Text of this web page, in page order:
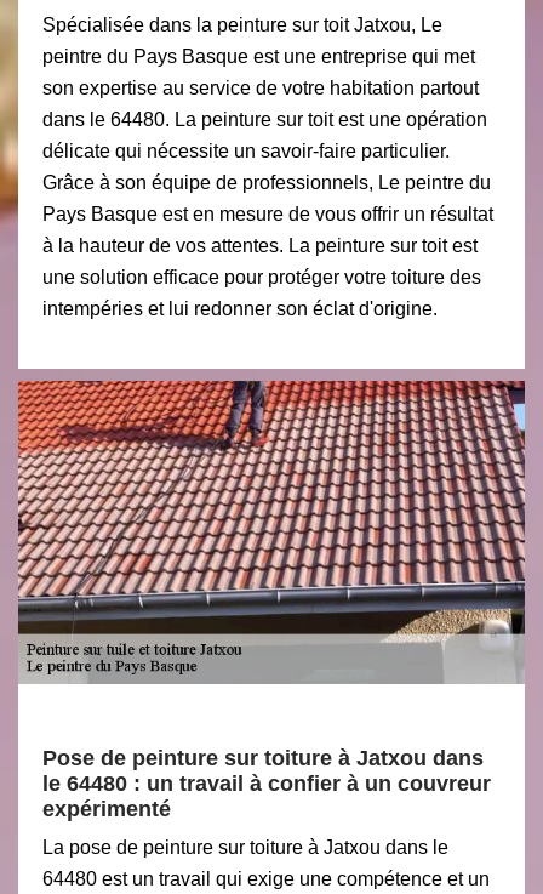
Spécialisée dans la peinture sur toit Jatxou, Le
peintre du Pays Basque est une entreprise qui met
son expertise au service de votre habitation partout
dans le 64480. La peinture sur toit est une opération
délicate qui nécessite un savoir-faire particulier.
Grâce à son équipe de professionnels, Le peintre du
Pays Basque est en mesure de vous offrir un résultat
à la hauteur de vos attentes. La peinture sur toit est
une solution efficace pour protéger votre toiture des
intempéries et lui redonner son éclat d'origine.
Pose de peinture sur toiture à Jatxou dans
le 64480 : un travail à confier à un couvreur
expérimenté
La pose de peinture sur toiture à Jatxou dans le
64480 est un travail qui exige une compétence et un